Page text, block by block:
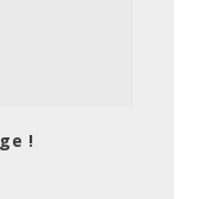
!